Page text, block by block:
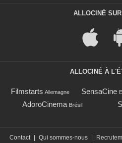
ALLOCINÉ
ALLOCINÉ À
Filmstarts Allemagne SensaCine
AdoroCinema Brésil
Contact Qui sommes-nous